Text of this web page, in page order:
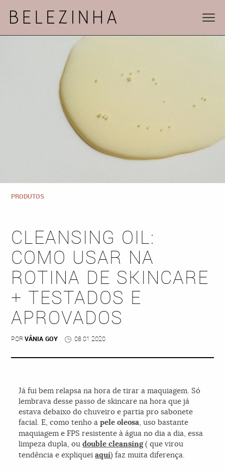
PRODUTOS
CLEANSING OIL:
COMO USAR NA
ROTINA DE SKINCARE
+ TESTADOS E
APROVADOS
PORVÂNIA GOY 08 01 2020
Já fui bem relapsa na hora de tirar a maquiagem. Só
lembrava desse passo de skincare na hora que já
estava debaixo do chuveiro e partia pro sabonete
facial. E, como tenho a pele oleosa, uso bastante
maquiagem e FPS resistente à água no dia a dia, essa
limpeza dupla, oudouble cleansing( que virou
tendência e expliqueiaqui) faz muita diferença.